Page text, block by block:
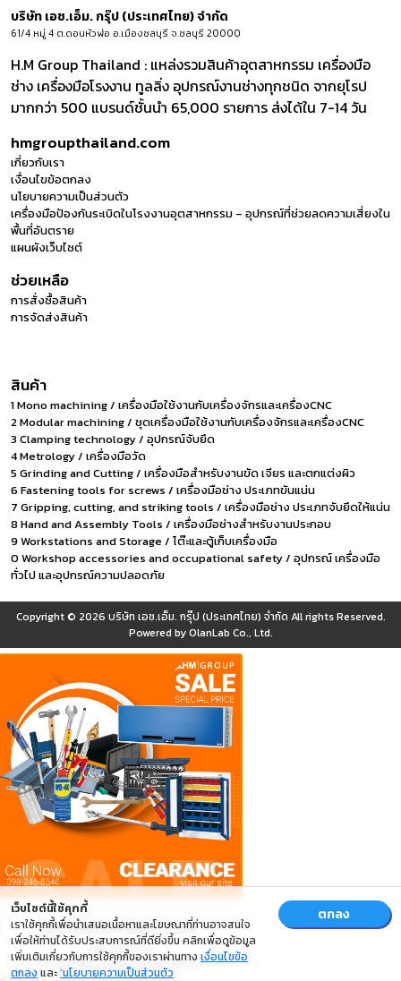
บริษัท เอช.เอ็ม. กรุ๊ป (ประเทศไทย) จำกัด
61/4 หมู่ 4 ต.ดอนหัวฬ่อ อ.เมืองชลบุรี จ.ชลบุรี 20000
H.M Group Thailand : แหล่งรวมสินค้าอุตสาหกรรม เครื่องมือ
ช่าง เครื่องมือโรงงาน ทูลลิ่ง อุปกรณ์งานช่างทุกชนิด จากยุโรป
มากกว่า 500 แบรนด์ชั้นนำ 65,000 รายการ ส่งได้ใน 7-14 วัน
hmgroupthailand.com
เกี่ยวกับเรา
เงื่อนไขข้อตกลง
นโยบายความเป็นส่วนตัว
เครื่องมือป้องกันระเบิดในโรงงานอุตสาหกรรม – อุปกรณ์ที่ช่วยลดความเสี่ยงใน
พื้นที่อันตราย
แผนผังเว็บไซต์
ช่วยเหลือ
การสั่งซื้อสินค้า
การจัดส่งสินค้า
สินค้า
1 Mono machining / เครื่องมือใช้งานกับเครื่องจักรและเครื่องCNC
2 Modular machining / ชุดเครื่องมือใช้งานกับเครื่องจักรและเครื่องCNC
3 Clamping technology / อุปกรณ์จับยึด
4 Metrology / เครื่องมือวัด
5 Grinding and Cutting / เครื่องมือสำหรับงานขัด เจียร และตกแต่งผิว
6 Fastening tools for screws / เครื่องมือช่าง ประเภทขันแน่น
7 Gripping, cutting, and striking tools / เครื่องมือช่าง ประเภทจับยึดให้แน่น
8 Hand and Assembly Tools / เครื่องมือช่างสำหรับงานประกอบ
9 Workstations and Storage / โต๊ะและตู้เก็บเครื่องมือ
0 Workshop accessories and occupational safety / อุปกรณ์ เครื่องมือ
ทั่วไป และอุปกรณ์ความปลอดภัย
Copyright © 2026 บริษัท เอช.เอ็ม. กรุ๊ป (ประเทศไทย) จำกัด All rights Reserved.
Powered byOlanLab Co., Ltd.
เว็บไซต์นี้ใช้คุกกี้
เราใช้คุกกี้เพื่อนำเสนอเนื้อหาและโฆษณาที่ท่านอาจสนใจ
เพื่อให้ท่านได้รับประสบการณ์ที่ดียิ่งขึ้น คลิกเพื่อดูข้อมูล
เพิ่มเติมเกี่ยวกับการใช้คุกกี้ของเราผ่านทาง เงื่อนไขข้อ
ตกลง และ‘นโยบายความเป็นส่วนตัว
ตกลง